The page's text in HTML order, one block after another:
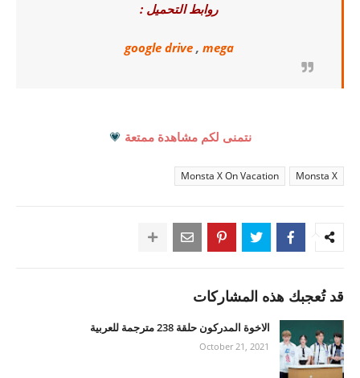
روابط التحميل :
google drive, mega
نتمنى لكم مشاهدة ممتعة 💗
Monsta X
Monsta X On Vacation
قد تُعجبك هذه المشاركات
الاخوة المدركون حلقة 238 مترجمة للعربية
October 21, 2021